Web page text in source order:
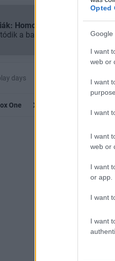
Opted
Google
I want
web or
I want
I want
I want
web or
I want
or app.
I want
I want
Homok, zene és a nyár
a balatoni strandröplabda-
days #xbox
One Xbox Series X